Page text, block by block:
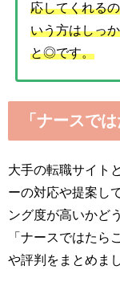
応してくれる
いう方はしっ
と◎です。
「ナースで
大手の転職サイト
ーの対応や提案し
ング度が高いかど
「ナースではたら
や評判をまとめま